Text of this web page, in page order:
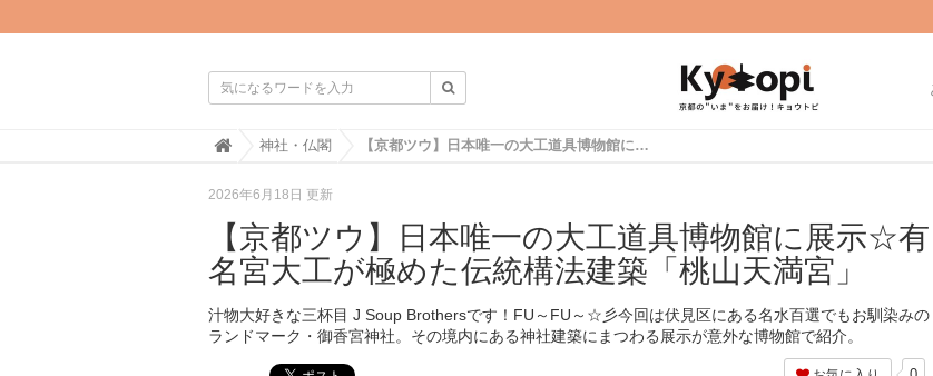
H
e
神社・仏閣 【京都ツウ】日本唯一の大工道具博物館に展示☆有名宮大工が極めた伝統構法建築「桃山天満宮」
2026年6月18日 更新
【京都ツウ】日本唯一の大工道具博物館に展示☆有
名宮大工が極めた伝統構法建築「桃山天満宮」
汁物大好きな三杯目 J Soup Brothersです！FU～FU～☆彡今回は伏見区にある名水百選でもお馴染みの
ランドマーク・御香宮神社。その境内にある神社建築にまつわる展示が意外な博物館で紹介。